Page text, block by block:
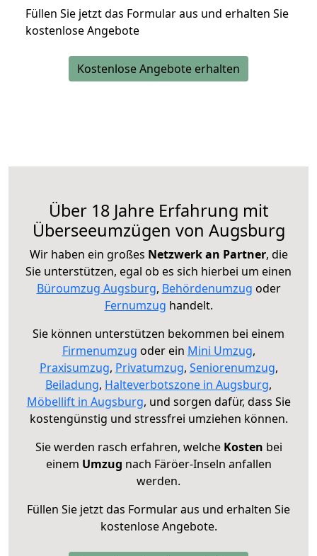
Füllen Sie jetzt das Formular aus und erhalten Sie
kostenlose Angebote
Kostenlose Angebote erhalten
Über 18 Jahre Erfahrung mit
Überseeumzügen von Augsburg
Wir haben ein großes Netzwerk an Partner, die
Sie unterstützen, egal ob es sich hierbei um einen
Büroumzug Augsburg, Behördenumzug oder
Fernumzug handelt.
Sie können unterstützen bekommen bei einem
Firmenumzug oder ein Mini Umzug,
Praxisumzug, Privatumzug, Seniorenumzug,
Beiladung, Halteverbotszone in Augsburg,
Möbellift in Augsburg, und sorgen dafür, dass Sie
kostengünstig und stressfrei umziehen können.
Sie werden rasch erfahren, welche Kosten bei
einem Umzug nach Färöer-Inseln anfallen
werden.
Füllen Sie jetzt das Formular aus und erhalten Sie
kostenlose Angebote.